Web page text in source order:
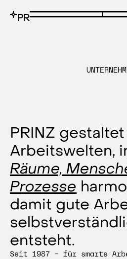
PRINZ gestaltet
Arbeitswelten,
Räume,
Prozesse
damit gute
entsteht.
Seit 1987 – für smarte